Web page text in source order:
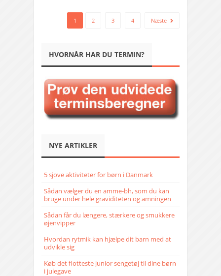
1 2 3 4 Næste
HVORNÅR HAR DU TERMIN?
NYE ARTIKLER
5 sjove aktiviteter for børn i Danmark
Sådan vælger du en amme-bh, som du kan
bruge under hele graviditeten og amningen
Sådan får du længere, stærkere og smukkere
øjenvipper
Hvordan rytmik kan hjælpe dit barn med at
udvikle sig
Køb det flotteste junior sengetøj til dine børn
i julegave